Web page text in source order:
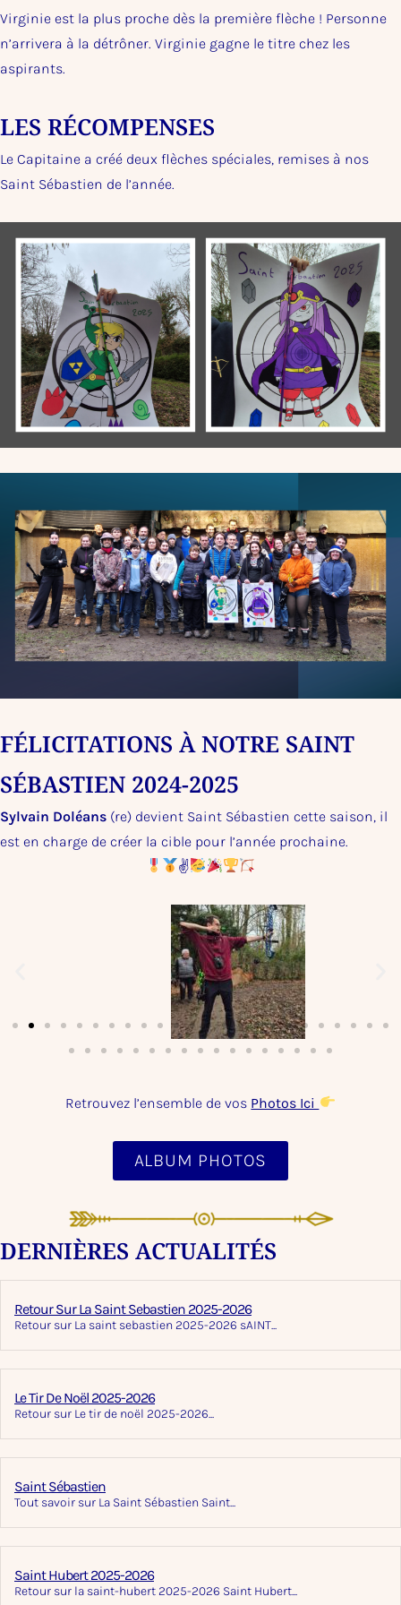
Virginie est la plus proche dès la première flèche ! Personne
n’arrivera à la détrôner. Virginie gagne le titre chez les
aspirants.
LES RÉCOMPENSES
Le Capitaine a créé deux flèches spéciales, remises à nos
Saint Sébastien de l’année.
FÉLICITATIONS À NOTRE SAINT
SÉBASTIEN 2024-2025
Sylvain Doléans (re) devient Saint Sébastien cette saison, il
est en charge de créer la cible pour l’année prochaine.
✌
Retrouvez l’ensemble de vos Photos Ici
ALBUM PHOTOS
DERNIÈRES ACTUALITÉS
Retour Sur La Saint Sebastien 2025-2026​
Retour sur La saint sebastien 2025-2026 sAINT...
Le Tir De Noël 2025-2026​
Retour sur Le tir de noël 2025-2026...
Saint Sébastien
Tout savoir sur La Saint Sébastien Saint...
Saint Hubert 2025-2026
Retour sur la saint-hubert 2025-2026 Saint Hubert...